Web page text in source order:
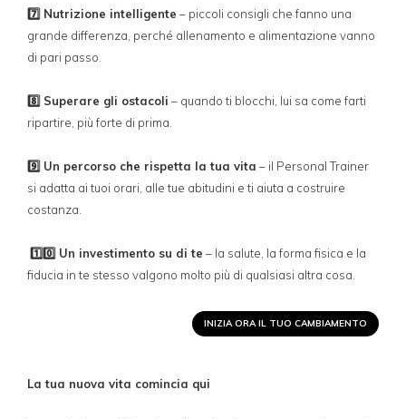
7️⃣ Nutrizione intelligente – piccoli consigli che fanno una
grande differenza, perché allenamento e alimentazione vanno
di pari passo.
8️⃣ Superare gli ostacoli – quando ti blocchi, lui sa come farti
ripartire, più forte di prima.
9️⃣ Un percorso che rispetta la tua vita – il Personal Trainer
si adatta ai tuoi orari, alle tue abitudini e ti aiuta a costruire
costanza.
1️⃣0️⃣ Un investimento su di te – la salute, la forma fisica e la
fiducia in te stesso valgono molto più di qualsiasi altra cosa.
INIZIA ORA IL TUO CAMBIAMENTO
La tua nuova vita comincia qui